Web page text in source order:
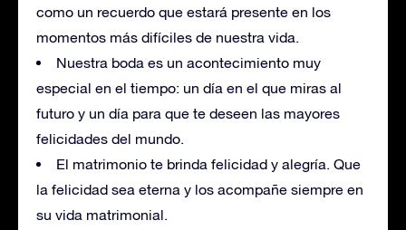
como un recuerdo que estará presente en los
momentos más difíciles de nuestra vida.
Nuestra boda es un acontecimiento muy
especial en el tiempo: un día en el que miras al
futuro y un día para que te deseen las mayores
felicidades del mundo.
El matrimonio te brinda felicidad y alegría. Que
la felicidad sea eterna y los acompañe siempre en
su vida matrimonial.